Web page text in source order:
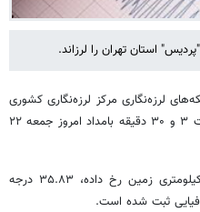
لرزه‌نگاری مرکز لرزه‌نگاری کشوری
مؤسسه ژئوفیزیک دانشگاه تهران در ساعت ۳ و ۳۰ دقیقه بامداد امروز جمعه ۲۲
مختصات این زمین‌لرزه که در عمق ۱۰ کیلومتری زمین رخ داده، ۳۵.۸۳ درجه